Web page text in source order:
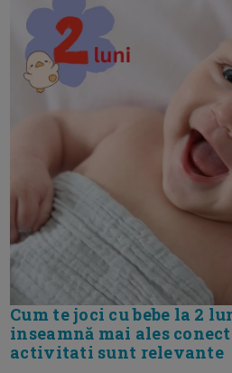
Cum te joci cu bebe la 2
inseamnă mai ales
activitati sunt relevante